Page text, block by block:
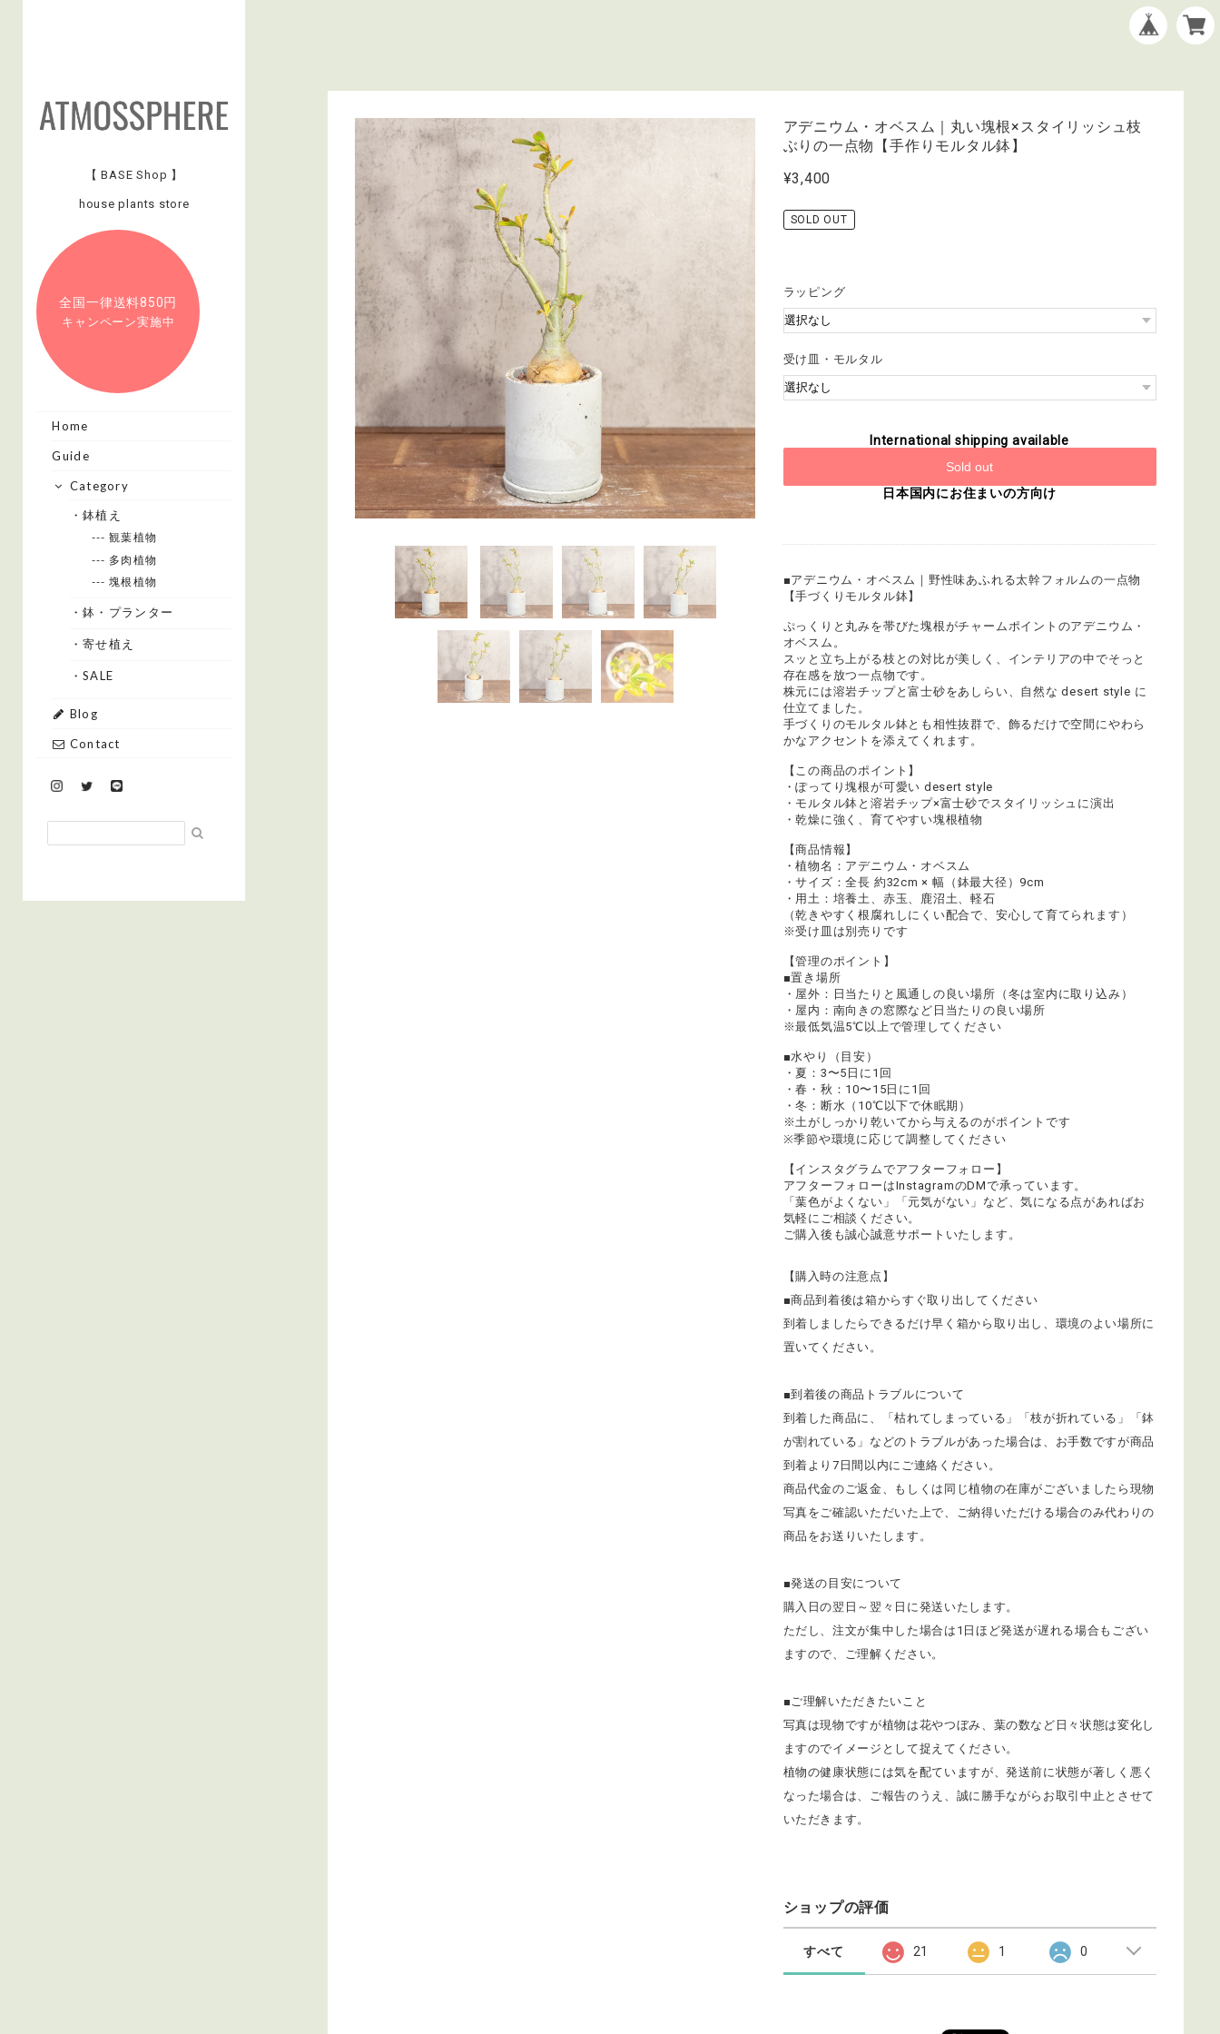
【 BASE Shop 】
house plants store
全国一律送料850円
キャンペーン実施中
Home
Guide
Category
・鉢植え
--- 観葉植物
--- 多肉植物
--- 塊根植物
・鉢・プランター
・寄せ植え
・SALE
Blog
Contact
アデニウム・オベスム｜丸い塊根×スタイリッシュ枝
ぶりの一点物【手作りモルタル鉢】
¥3,400
SOLD OUT
ラッピング
受け皿・モルタル
International shipping available
Sold out
日本国内にお住まいの方向け
■アデニウム・オベスム｜野性味あふれる太幹フォルムの一点物
【手づくりモルタル鉢】
ぷっくりと丸みを帯びた塊根がチャームポイントのアデニウム・
オベスム。
スッと立ち上がる枝との対比が美しく、インテリアの中でそっと
存在感を放つ一点物です。
株元には溶岩チップと富士砂をあしらい、自然な desert style に
仕立てました。
手づくりのモルタル鉢とも相性抜群で、飾るだけで空間にやわら
かなアクセントを添えてくれます。
【この商品のポイント】
・ぽってり塊根が可愛い desert style
・モルタル鉢と溶岩チップ×富士砂でスタイリッシュに演出
・乾燥に強く、育てやすい塊根植物
【商品情報】
・植物名：アデニウム・オベスム
・サイズ：全長 約32cm × 幅（鉢最大径）9cm
・用土：培養土、赤玉、鹿沼土、軽石
（乾きやすく根腐れしにくい配合で、安心して育てられます）
※受け皿は別売りです
【管理のポイント】
■置き場所
・屋外：日当たりと風通しの良い場所（冬は室内に取り込み）
・屋内：南向きの窓際など日当たりの良い場所
※最低気温5℃以上で管理してください
■水やり（目安）
・夏：3〜5日に1回
・春・秋：10〜15日に1回
・冬：断水（10℃以下で休眠期）
※土がしっかり乾いてから与えるのがポイントです
※季節や環境に応じて調整してください
【インスタグラムでアフターフォロー】
アフターフォローはInstagramのDMで承っています。
「葉色がよくない」「元気がない」など、気になる点があればお
気軽にご相談ください。
ご購入後も誠心誠意サポートいたします。
【購入時の注意点】
■商品到着後は箱からすぐ取り出してください
到着しましたらできるだけ早く箱から取り出し、環境のよい場所に
置いてください。
■到着後の商品トラブルについて
​到着した商品に、「枯れてしまっている」「枝が折れている」「鉢
が割れている」などのトラブルがあった場合は、お手数ですが商品
到着より7日間以内にご連絡ください。
商品代金のご返金、もしくは同じ植物の在庫がございましたら現物
写真をご確認いただいた上で、ご納得いただける場合のみ代わりの
商品をお送りいたします。
■発送の目安について
購入日の翌日～翌々日に発送いたします。
ただし、注文が集中した場合は1日ほど発送が遅れる場合もござい
ますので、ご理解ください。
■ご理解いただきたいこと
写真は現物ですが植物は花やつぼみ、葉の数など日々状態は変化し
ますのでイメージとして捉えてください。
植物の健康状態には気を配ていますが、発送前に状態が著しく悪く
なった場合は、ご報告のうえ、誠に勝手ながらお取引中止とさせて
いただきます。
ショップの評価
すべて 21 1 0